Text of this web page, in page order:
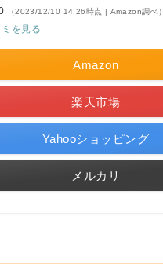
（2023/12/10 14:26時点 | Amazon調べ）
ミを見る
Amazon
楽天市場
Yahooショッピング
メルカリ